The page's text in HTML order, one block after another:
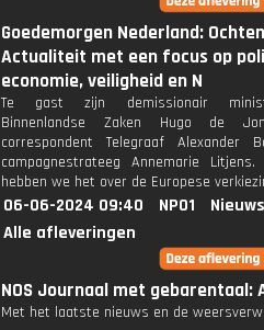
Goedemorgen Nederland:
Actualiteit met een focus op
economie, veiligheid en N
Te gast zijn demissionair
Binnenlandse Zaken Hugo de
correspondent Telegraaf Alexander
campagnestrateeg Annemarie
hebben we het over de Europese
06-06-2024 09:40 NPO1
Alle afleveringen
NOS Journaal met gebarentaal:
Met het laatste nieuws en de